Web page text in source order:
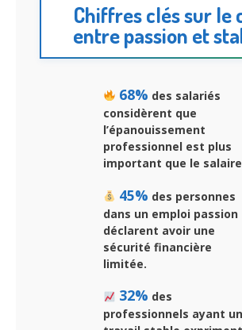
Chiffres clés sur le
entre passion et
68% des salariés
considèrent que
l’épanouissement
professionnel est plus
important que le
45% des personnes
dans un emploi passion
déclarent avoir une
sécurité financière
limitée.
32% des
professionnels ayant un